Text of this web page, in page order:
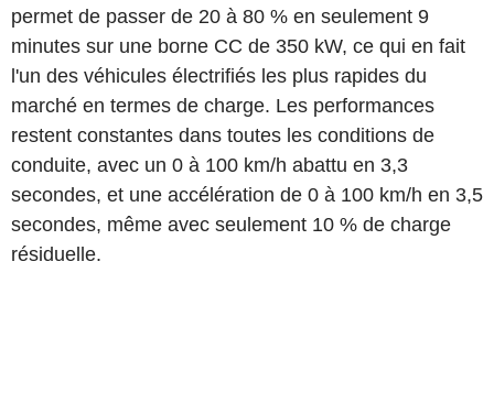
permet de passer de 20 à 80 % en seulement 9
minutes sur une borne CC de 350 kW, ce qui en fait
l'un des véhicules électrifiés les plus rapides du
marché en termes de charge. Les performances
restent constantes dans toutes les conditions de
conduite, avec un 0 à 100 km/h abattu en 3,3
secondes, et une accélération de 0 à 100 km/h en 3,5
secondes, même avec seulement 10 % de charge
résiduelle.